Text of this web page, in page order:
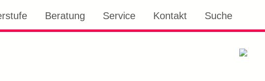
Beratung Service Kontakt Suche